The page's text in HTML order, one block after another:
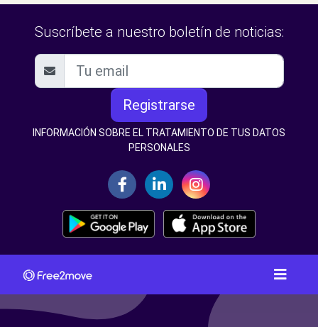
Suscríbete a nuestro boletín de noticias:
Registrarse
INFORMACIÓN SOBRE EL TRATAMIENTO DE TUS DATOS
PERSONALES